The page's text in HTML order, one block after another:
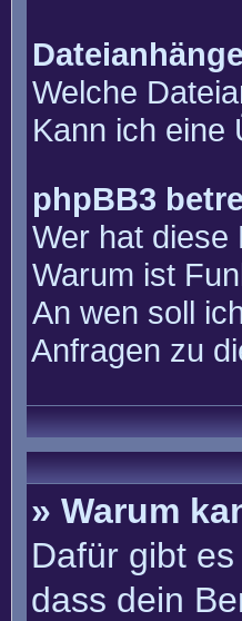
Dateianhänge
Welche
Kann ich eine
phpBB3
Wer hat diese
Warum ist
An wen soll
Anfragen zu
» Warum
Dafür gibt
dass dein